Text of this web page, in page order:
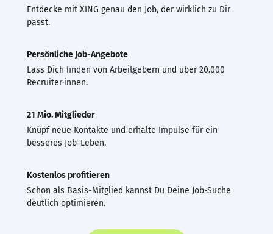
Entdecke mit XING genau den Job, der wirklich zu Dir
passt.
Persönliche Job-Angebote
Lass Dich finden von Arbeitgebern und über 20.000
Recruiter·innen.
21 Mio. Mitglieder
Knüpf neue Kontakte und erhalte Impulse für ein
besseres Job-Leben.
Kostenlos profitieren
Schon als Basis-Mitglied kannst Du Deine Job-Suche
deutlich optimieren.